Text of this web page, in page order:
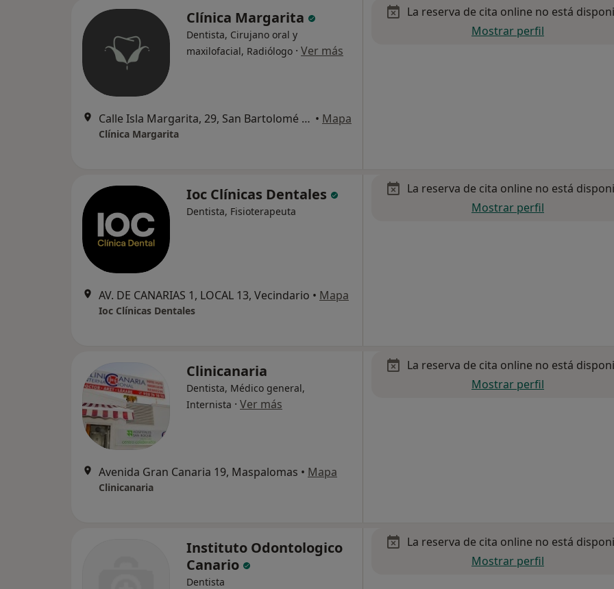
Clínica Margarita
Dentista, Cirujano oral y
maxilofacial, Radiólogo · Ver más
Calle Isla Margarita, 29, San Bartolomé de Tirajana • Mapa
Clínica Margarita
La reserva de cita online no está
Mostrar perfil
Ioc Clínicas Dentales
Dentista, Fisioterapeuta
AV. DE CANARIAS 1, LOCAL 13, Vecindario • Mapa
Ioc Clínicas Dentales
La reserva de cita online no está
Mostrar perfil
Clinicanaria
Dentista, Médico general,
Internista · Ver más
Avenida Gran Canaria 19, Maspalomas • Mapa
Clinicanaria
La reserva de cita online no está
Mostrar perfil
Instituto Odontologico
Canario
Dentista
La reserva de cita online no está
Mostrar perfil